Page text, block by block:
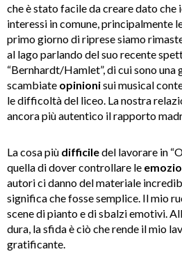
che è stato facile da creare dato
interessi in comune, principalmente
primo giorno di riprese siamo
al lago parlando del suo recente
“Bernhardt/Hamlet”, di cui sono una
scambiate opinionisui musical
le difficoltà del liceo. La nostra
ancora più autentico il rapporto
La cosa più difficiledel lavorare in
quella di dover controllare le
autori ci danno del materiale
significa che fosse semplice. Il mio
scene di pianto e di sbalzi emotivi.
dura, la sfida è ciò che rende il mio
gratificante.